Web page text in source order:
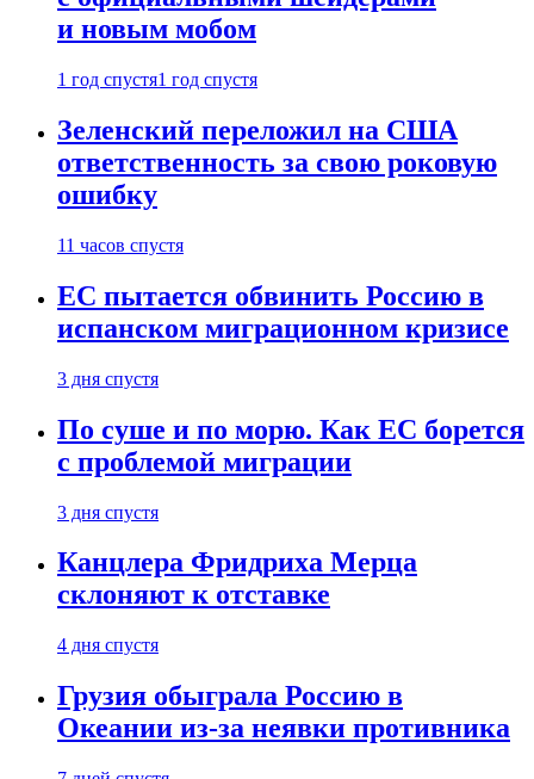
и новым мобом
1 год спустя1 год спустя
Зеленский переложил на США
ответственность за свою роковую
ошибку
11 часов спустя
ЕС пытается обвинить Россию в
испанском миграционном кризисе
3 дня спустя
По суше и по морю. Как ЕС борется
с проблемой миграции
3 дня спустя
Канцлера Фридриха Мерца
склоняют к отставке
4 дня спустя
Грузия обыграла Россию в
Океании из-за неявки противника